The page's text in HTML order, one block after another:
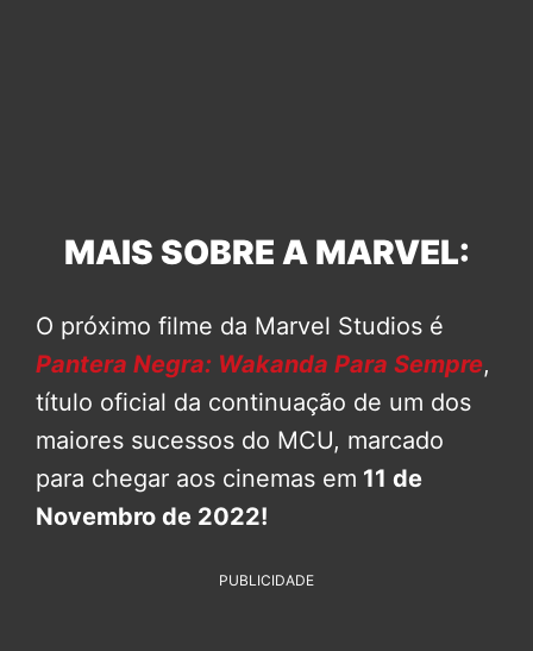
MAIS SOBRE A MARVEL:
O próximo filme da Marvel Studios é
Pantera Negra: Wakanda Para Sempre,
título oficial da continuação de um dos
maiores sucessos do MCU, marcado
para chegar aos cinemas em 11 de
Novembro de 2022!
PUBLICIDADE